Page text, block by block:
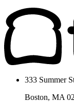
333 Summer
Boston, MA